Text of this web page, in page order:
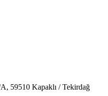
59510 Kapaklı / Tekirdağ